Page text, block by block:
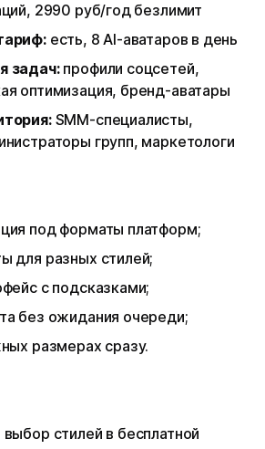
2990 руб/год безлимит
есть, 8 AI-аватаров в день
задач:профили соцсетей,
оптимизация, бренд-аватары
SMM-специалисты,
групп, маркетологи
под форматы платформ;
для разных стилей;
с подсказками;
без ожидания очереди;
размерах сразу.
стилей в бесплатной